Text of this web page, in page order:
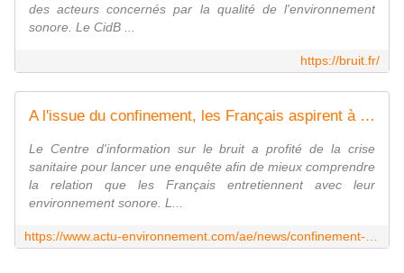
des acteurs concernés par la qualité de l'environnement
sonore. Le CidB ...
https://bruit.fr/
A l'issue du confinement, les Français aspirent à des paysages sonores apaisés
Le Centre d'information sur le bruit a profité de la crise
sanitaire pour lancer une enquête afin de mieux comprendre
la relation que les Français entretiennent avec leur
environnement sonore. L...